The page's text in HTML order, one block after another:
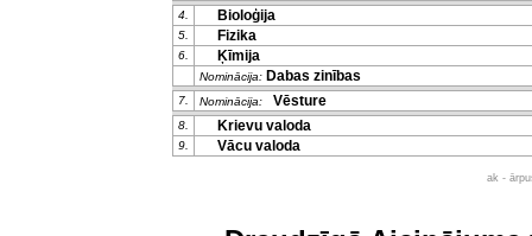
4. Bioloģija
5. Fizika
6. Ķīmija
Nominācija: Dabas zinības
7. Nominācija: Vēsture
8. Krievu valoda
9. Vācu valoda
ak -